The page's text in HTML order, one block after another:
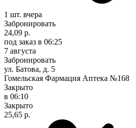
1 шт. вчера
Забронировать
24,09 р.
под заказ в 06:25
7 августа
Забронировать
ул. Батова, д. 5
Гомельская Фармация Аптека №168
Закрыто
в 06:10
Закрыто
25,65 р.